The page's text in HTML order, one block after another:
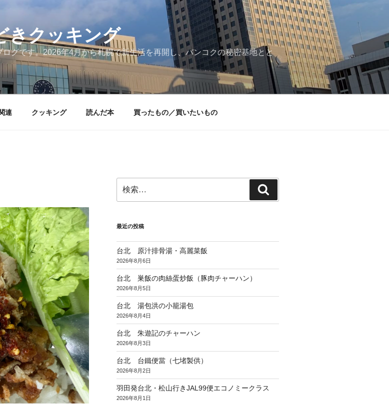
きクッキング
グです。2026年4月から札幌で新生活を再開し、バンコクの秘密基地とと
連 クッキング 読んだ本 買ったもの／買いたいもの
索:
索
最近の投稿
台北 原汁排骨湯・高麗菜飯
2026年8月6日
台北 巣飯の肉絲蛋炒飯（豚肉チャーハン）
2026年8月5日
台北 湯包洪の小籠湯包
2026年8月4日
台北 朱遊記のチャーハン
2026年8月3日
台北 台鐵便當（七堵製供）
2026年8月2日
羽田発台北・松山行きJAL99便エコノミークラス
2026年8月1日